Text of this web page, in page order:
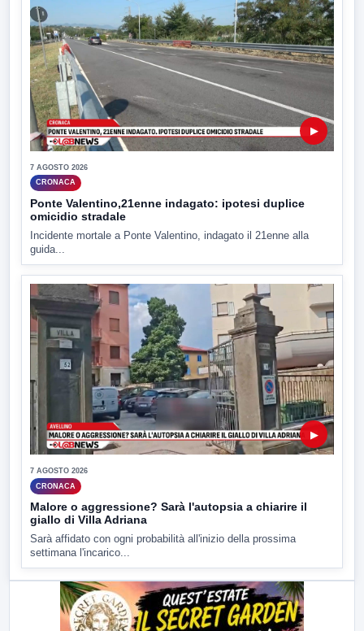
▶
7 AGOSTO 2026
CRONACA
Ponte Valentino,21enne indagato: ipotesi duplice
omicidio stradale
Incidente mortale a Ponte Valentino, indagato il 21enne alla
guida...
▶
7 AGOSTO 2026
CRONACA
Malore o aggressione? Sarà l'autopsia a chiarire il
giallo di Villa Adriana
Sarà affidato con ogni probabilità all'inizio della prossima
settimana l'incarico...